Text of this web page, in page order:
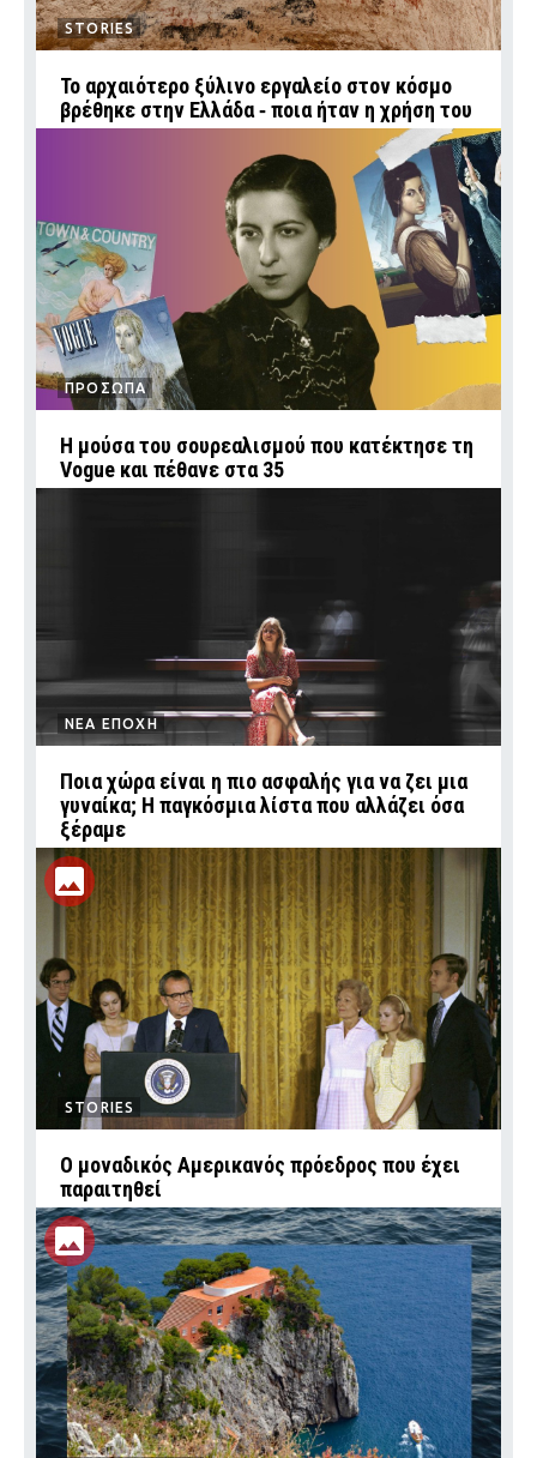
STORIES
Το αρχαιότερο ξύλινο εργαλείο στον κόσμο
βρέθηκε στην Ελλάδα ‑ ποια ήταν η χρήση του
ΠΡΟΣΩΠΑ
Η μούσα του σουρεαλισμού που κατέκτησε τη
Vogue και πέθανε στα 35
ΝΕΑ ΕΠΟΧΗ
Ποια χώρα είναι η πιο ασφαλής για να ζει μια
γυναίκα; Η παγκόσμια λίστα που αλλάζει όσα
ξέραμε
STORIES
Ο μοναδικός Αμερικανός πρόεδρος που έχει
παραιτηθεί